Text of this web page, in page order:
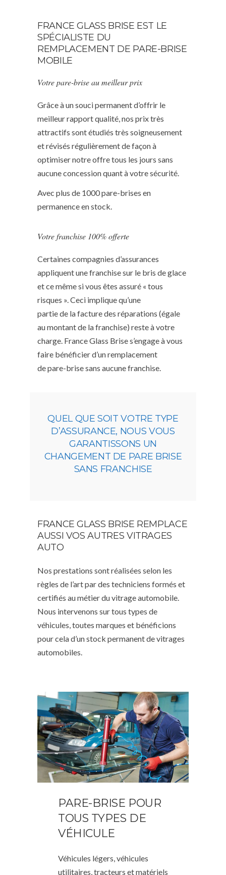
FRANCE GLASS BRISE EST LE
SPÉCIALISTE DU
REMPLACEMENT DE PARE-BRISE
MOBILE
Votre pare-brise au meilleur prix
Grâce à un souci permanent d’offrir le
meilleur rapport qualité, nos prix très
attractifs sont étudiés très soigneusement
et révisés régulièrement de façon à
optimiser notre offre tous les jours sans
aucune concession quant à votre sécurité.
Avec plus de 1000 pare-brises en
permanence en stock.
Votre franchise 100% offerte
Certaines compagnies d’assurances
appliquent une franchise sur le bris de glace
et ce même si vous êtes assuré « tous
risques ». Ceci implique qu’une
partie de la facture des réparations (égale
au montant de la franchise) reste à votre
charge. France Glass Brise s’engage à vous
faire bénéficier d’un remplacement
de pare-brise sans aucune franchise.
QUEL QUE SOIT VOTRE TYPE
D’ASSURANCE, NOUS VOUS
GARANTISSONS UN
CHANGEMENT DE PARE BRISE
SANS FRANCHISE
FRANCE GLASS BRISE REMPLACE
AUSSI VOS AUTRES VITRAGES
AUTO
Nos prestations sont réalisées selon les
règles de l’art par des techniciens formés et
certifiés au métier du vitrage automobile.
Nous intervenons sur tous types de
véhicules, toutes marques et bénéficions
pour cela d’un stock permanent de vitrages
automobiles.
PARE-BRISE POUR
TOUS TYPES DE
VÉHICULE
Véhicules légers, véhicules
utilitaires, tracteurs et matériels